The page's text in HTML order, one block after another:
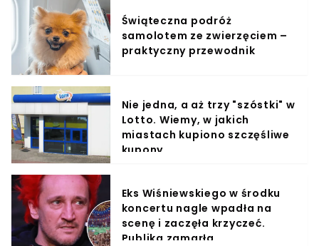
Świąteczna podróż
samolotem ze zwierzęciem –
praktyczny przewodnik
Nie jedna, a aż trzy "szóstki" w
Lotto. Wiemy, w jakich
miastach kupiono szczęśliwe
kupony
Eks Wiśniewskiego w środku
koncertu nagle wpadła na
scenę i zaczęła krzyczeć.
Publika zamarła